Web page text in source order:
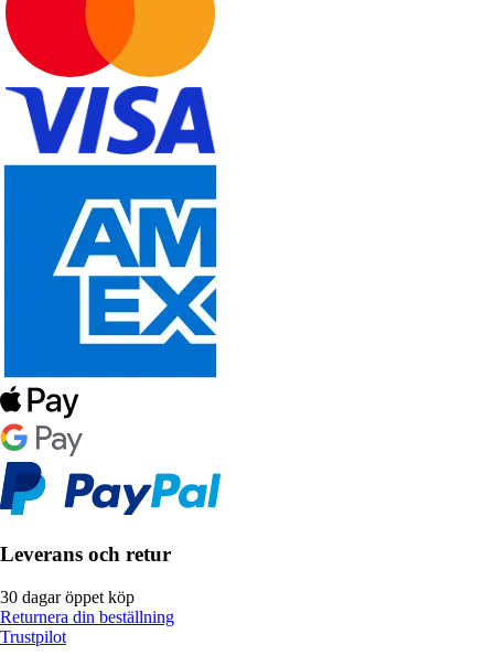
Leverans och retur
30 dagar öppet köp
Returnera din beställning
Trustpilot